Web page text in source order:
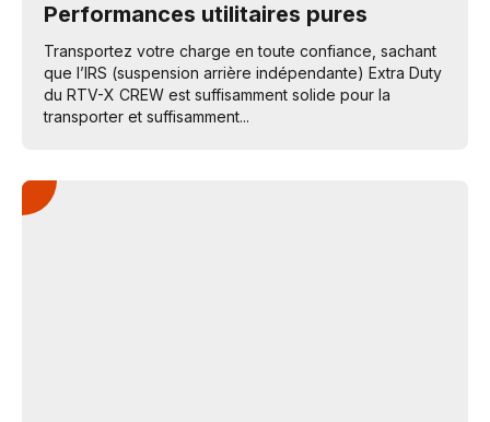
Performances utilitaires pures
Transportez votre charge en toute confiance, sachant
que l’IRS (suspension arrière indépendante) Extra Duty
du RTV-X CREW est suffisamment solide pour la
transporter et suffisamment...